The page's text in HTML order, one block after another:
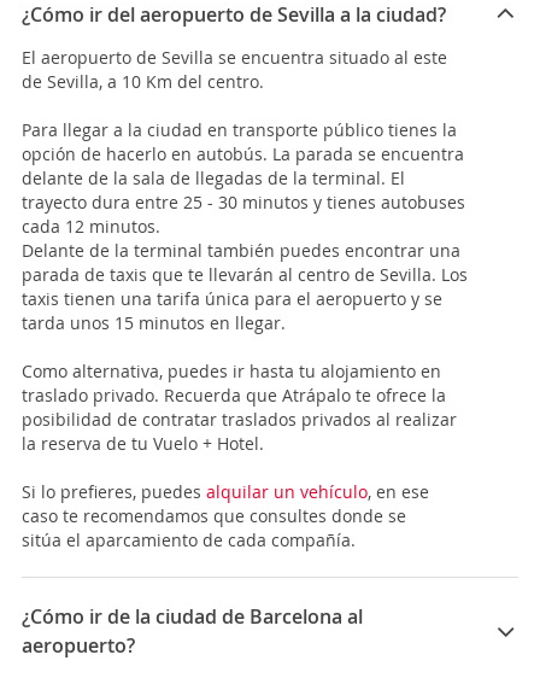
¿Cómo ir del aeropuerto de Sevilla a la ciudad?
El aeropuerto de Sevilla se encuentra situado al este
de Sevilla, a 10 Km del centro.
Para llegar a la ciudad en transporte público tienes la
opción de hacerlo en autobús. La parada se encuentra
delante de la sala de llegadas de la terminal. El
trayecto dura entre 25 - 30 minutos y tienes autobuses
cada 12 minutos.
Delante de la terminal también puedes encontrar una
parada de taxis que te llevarán al centro de Sevilla. Los
taxis tienen una tarifa única para el aeropuerto y se
tarda unos 15 minutos en llegar.
Como alternativa, puedes ir hasta tu alojamiento en
traslado privado. Recuerda que Atrápalo te ofrece la
posibilidad de contratar traslados privados al realizar
la reserva de tu Vuelo + Hotel.
Si lo prefieres, puedes alquilar un vehículo, en ese
caso te recomendamos que consultes donde se
sitúa el aparcamiento de cada compañía.
¿Cómo ir de la ciudad de Barcelona al
aeropuerto?